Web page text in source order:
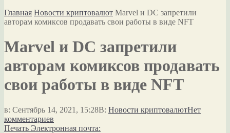
Главная Новости криптовалют Marvel и DC запретили
авторам комиксов продавать свои работы в виде NFT
Marvel и DC запретили
авторам комиксов продавать
свои работы в виде NFT
в: Сентябрь 14, 2021, 15:28В: Новости криптовалютНет
комментариев
Печать Электронная почта: